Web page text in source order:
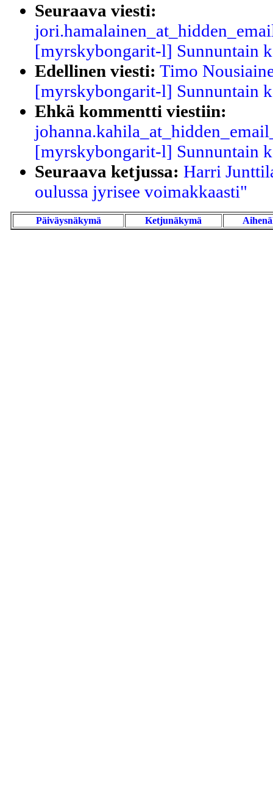
Seuraava viesti:
[myrskybongarit-l] Sunnuntain
Edellinen viesti: Timo
[myrskybongarit-l] Sunnuntain
Ehkä kommentti viestiin:
[myrskybongarit-l] Sunnuntain
Seuraava ketjussa: Harri
oulussa jyrisee voimakkaasti"
Päiväysnäkymä Ketjunäkymä